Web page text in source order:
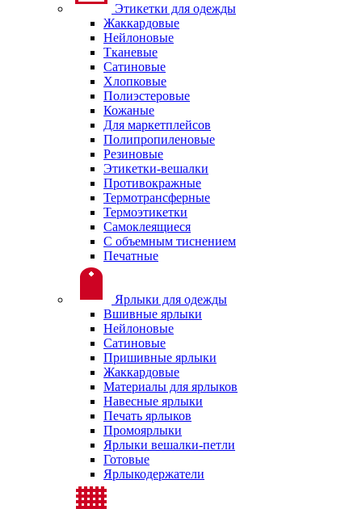
Этикетки для одежды
Жаккардовые
Нейлоновые
Тканевые
Сатиновые
Хлопковые
Полиэстеровые
Кожаные
Для маркетплейсов
Полипропиленовые
Резиновые
Этикетки-вешалки
Противокражные
Термотрансферные
Термоэтикетки
Самоклеящиеся
С объемным тиснением
Печатные
Ярлыки для одежды
Вшивные ярлыки
Нейлоновые
Сатиновые
Пришивные ярлыки
Жаккардовые
Материалы для ярлыков
Навесные ярлыки
Печать ярлыков
Промоярлыки
Ярлыки вешалки-петли
Готовые
Ярлыкодержатели